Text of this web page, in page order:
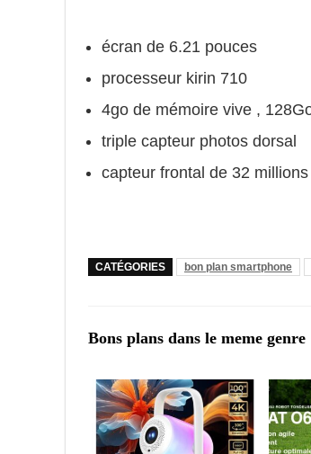
écran de 6.21 pouces
processeur kirin 710
4go de mémoire vive ,
triple capteur photos dorsal
capteur frontal de 32
CATÉGORIES bon plan smartphone
Bons plans dans le meme genre